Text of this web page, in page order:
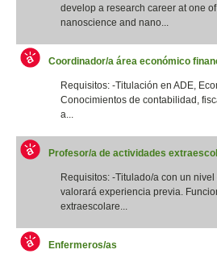
develop a research career at one
nanoscience and nano...
Coordinador/a área económico
Requisitos: -Titulación en ADE,
Conocimientos de contabilidad,
a...
Profesor/a de actividades
Requisitos: -Titulado/a con un
valorará experiencia previa.
extraescolare...
Enfermeros/as